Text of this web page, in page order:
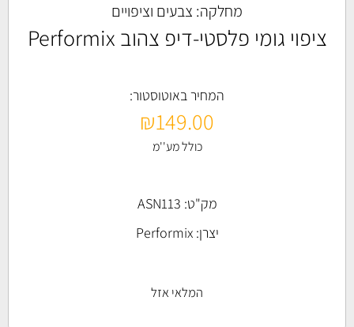
מחלקה: צבעים וציפויים
ציפוי גומי פלסטי-דיפ צהוב Performix
המחיר באוטוסטור:
₪149.00
כולל מע''מ
מק"ט: ASN113
יצרן:Performix
המלאי אזל